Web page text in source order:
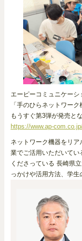
エーピーコミュニケー
「手のひらネットワーク
もうすぐ第3弾が発売と
https://www.ap-
ネットワーク機器をリ
業でご活用いただいて
くださっている 長崎県
っかけや活用方法、学生